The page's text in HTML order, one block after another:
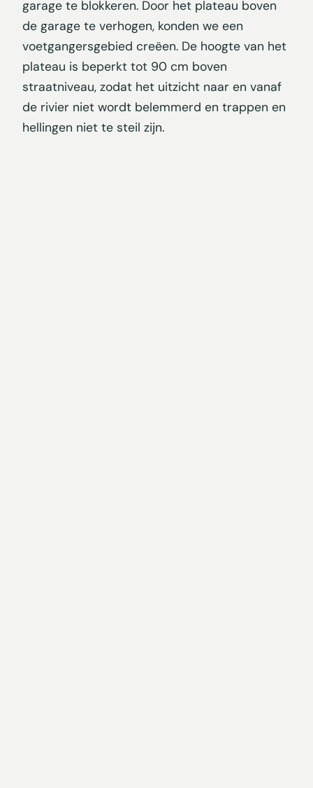
garage te blokkeren. Door het plateau boven
de garage te verhogen, konden we een
voetgangersgebied creëen. De hoogte van het
plateau is beperkt tot 90 cm boven
straatniveau, zodat het uitzicht naar en vanaf
de rivier niet wordt belemmerd en trappen en
hellingen niet te steil zijn.